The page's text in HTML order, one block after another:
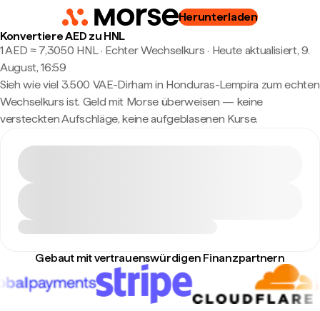
Herunterladen
Konvertiere AED zu HNL
1 AED ≈ 7,3050 HNL · Echter Wechselkurs · Heute aktualisiert, 9.
August, 16:59
Sieh wie viel 3.500 VAE-Dirham in Honduras-Lempira zum echten
Wechselkurs ist. Geld mit Morse überweisen — keine
versteckten Aufschläge, keine aufgeblasenen Kurse.
Gebaut mit vertrauenswürdigen Finanzpartnern